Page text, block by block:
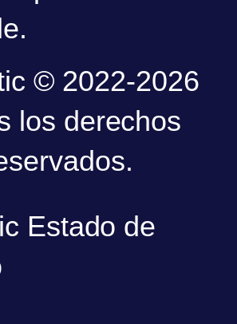
© 2022-2026
los derechos
Estado de